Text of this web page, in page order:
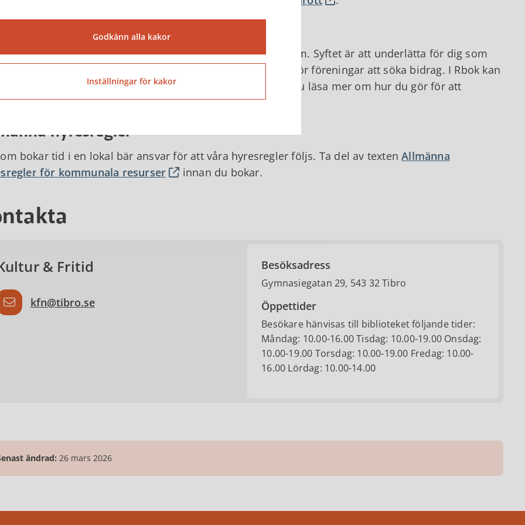
Rbok
är namnet på Tibro kommuns boknings- och bidragssystem. Syftet är att underlätta för dig som
att boka tider i våra anläggningar och att göra det lättare för föreningar att söka bidrag. I Rbok kan
anmäla dig till resor och andra aktiviteter.
kan du läsa mer om hur du gör för att
dig.
hyresregler
bokar tid i en lokal bär ansvar för att våra hyresregler följs. Ta del av textenAllmänna
för kommunala resurser
innan du bokar.
& Fritid
kfn@tibro.se
Besöksadress
Gymnasiegatan 29, 543 32 Tibro
Öppettider
Besökare hänvisas till biblioteket följande tider:
Måndag: 10.00-16.00 Tisdag: 10.00-19.00 Onsdag:
10.00-19.00 Torsdag: 10.00-19.00 Fredag: 10.00-
16.00 Lördag: 10.00-14.00
ändrad: 26 mars 2026
Godkänn alla kakor
Inställningar för kakor